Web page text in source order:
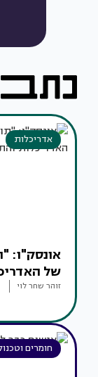
אדריכלות
אונסק"ו:
של
זוהר שחר לוי
חומרים